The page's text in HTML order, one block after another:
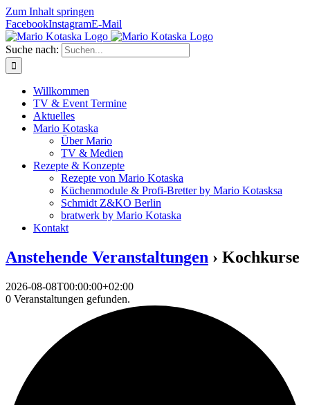
Zum Inhalt springen
FacebookInstagramE-Mail
Suche nach:
Willkommen
TV & Event Termine
Aktuelles
Mario Kotaska
Über Mario
TV & Medien
Rezepte & Konzepte
Rezepte von Mario Kotaska
Küchenmodule & Profi-Bretter by Mario Kotasksa
Schmidt Z&KO Berlin
bratwerk by Mario Kotaska
Kontakt
Anstehende Veranstaltungen › Kochkurse
2026-08-08T00:00:00+02:00
0 Veranstaltungen gefunden.